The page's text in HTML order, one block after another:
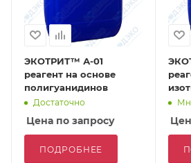
ЭКОТРИТ™ А-01
реагент на основе
полигуанидинов
Достаточно
Цена по запросу
ПОДРОБНЕЕ